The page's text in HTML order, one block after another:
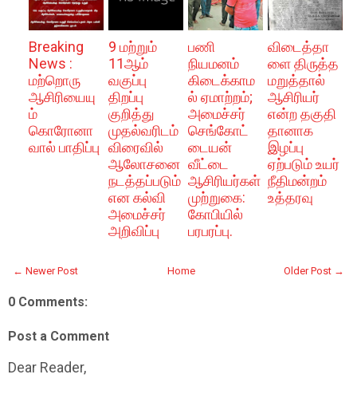
Breaking
News :
மற்றொரு
ஆசிரியையு
ம்
கொரோனா
வால் பாதிப்பு
9 மற்றும்
11ஆம்
வகுப்பு
திறப்பு
குறித்து
முதல்வரிடம்
விரைவில்
ஆலோசனை
நடத்தப்படும்
என கல்வி
அமைச்சர்
அறிவிப்பு
பணி
நியமனம்
கிடைக்காம
ல் ஏமாற்றம்;
அமைச்சர்
செங்கோட்
டையன்
வீட்டை
ஆசிரியர்கள்
முற்றுகை:
கோபியில்
பரபரப்பு.
விடைத்தா
ளை திருத்த
மறுத்தால்
ஆசிரியர்
என்ற தகுதி
தானாக
இழப்பு
ஏற்படும் உயர்
நீதிமன்றம்
உத்தரவு
← Newer Post Older Post →
Home
0 Comments:
Post a Comment
Dear Reader,